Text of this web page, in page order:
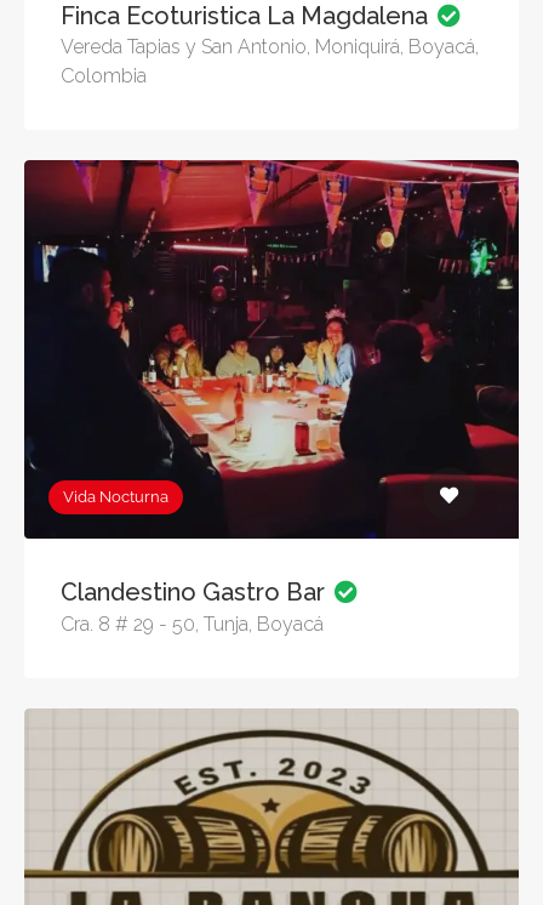
Finca Ecoturistica La Magdalena
Vereda Tapias y San Antonio, Moniquirá, Boyacá,
Colombia
Vida Nocturna
Clandestino Gastro Bar
Cra. 8 # 29 - 50, Tunja, Boyacá